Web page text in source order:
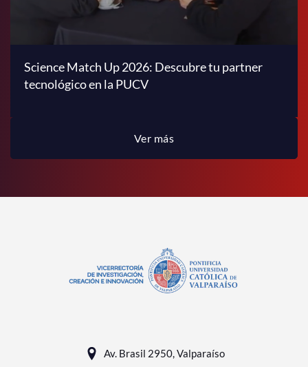
Science Match Up 2026: Descubre tu partner
tecnológico en la PUCV
Ver más
Av. Brasil 2950, Valparaíso